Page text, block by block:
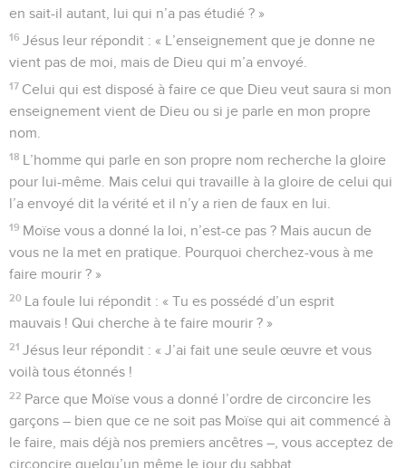
en sait-il autant, lui qui n’a pas étudié ? »
16 Jésus leur répondit : « L’enseignement que je donne ne
vient pas de moi, mais de Dieu qui m’a envoyé.
17 Celui qui est disposé à faire ce que Dieu veut saura si mon
enseignement vient de Dieu ou si je parle en mon propre
nom.
18 L’homme qui parle en son propre nom recherche la gloire
pour lui-même. Mais celui qui travaille à la gloire de celui qui
l’a envoyé dit la vérité et il n’y a rien de faux en lui.
19 Moïse vous a donné la loi, n’est-ce pas ? Mais aucun de
vous ne la met en pratique. Pourquoi cherchez-vous à me
faire mourir ? »
20 La foule lui répondit : « Tu es possédé d’un esprit
mauvais ! Qui cherche à te faire mourir ? »
21 Jésus leur répondit : « J’ai fait une seule œuvre et vous
voilà tous étonnés !
22 Parce que Moïse vous a donné l’ordre de circoncire les
garçons – bien que ce ne soit pas Moïse qui ait commencé à
le faire, mais déjà nos premiers ancêtres –, vous acceptez de
circoncire quelqu’un même le jour du sabbat.